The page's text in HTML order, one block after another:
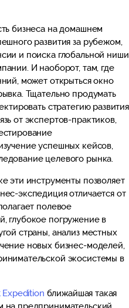
бизнеса на домашнем
развития за рубежом,
и поиска глобальной ниши
И наоборот, там, где
может открыться окно
Тщательно продумать
стратегию развития
от экспертов-практиков,
успешных кейсов,
целевого рынка.
эти инструменты позволяет
экспедиция отличается от
полевое
глубокое погружение в
страны, анализ местных
новых бизнес-моделей,
экосистемы в
Expedition ближайшая такая